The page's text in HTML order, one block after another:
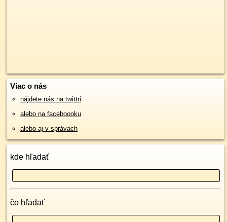
Viac o nás
nájdete nás na twittri
alebo na faceboooku
alebo aj v správach
kde hľadať
čo hľadať